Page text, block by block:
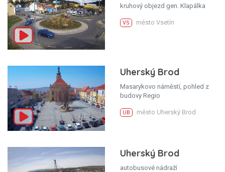
kruhový objezd gen. Klapálka
VS město Vsetín
Uherský Brod
Masarykovo náměstí, pohled z
budovy Regio
UB město Uherský Brod
Uherský Brod
autobusové nádraží